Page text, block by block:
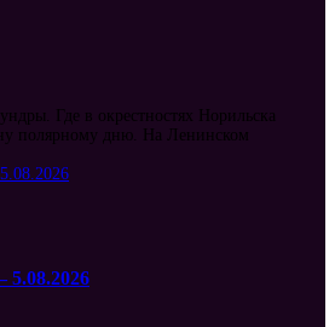
Где в окрестностях Норильска
полярному дню. На Ленинском
5.08.2026